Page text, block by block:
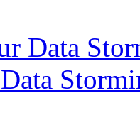
Data